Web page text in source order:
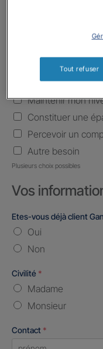
Autre
Quels sont vos besoins ?
Maintenir mon
Constituer une
Percevoir un
Autre besoin
Plusieurs choix possibles
Vos
Etes-vous déjà client
Oui
Non
Civilité *
Madame
Monsieur
Contact *
Tout refuser